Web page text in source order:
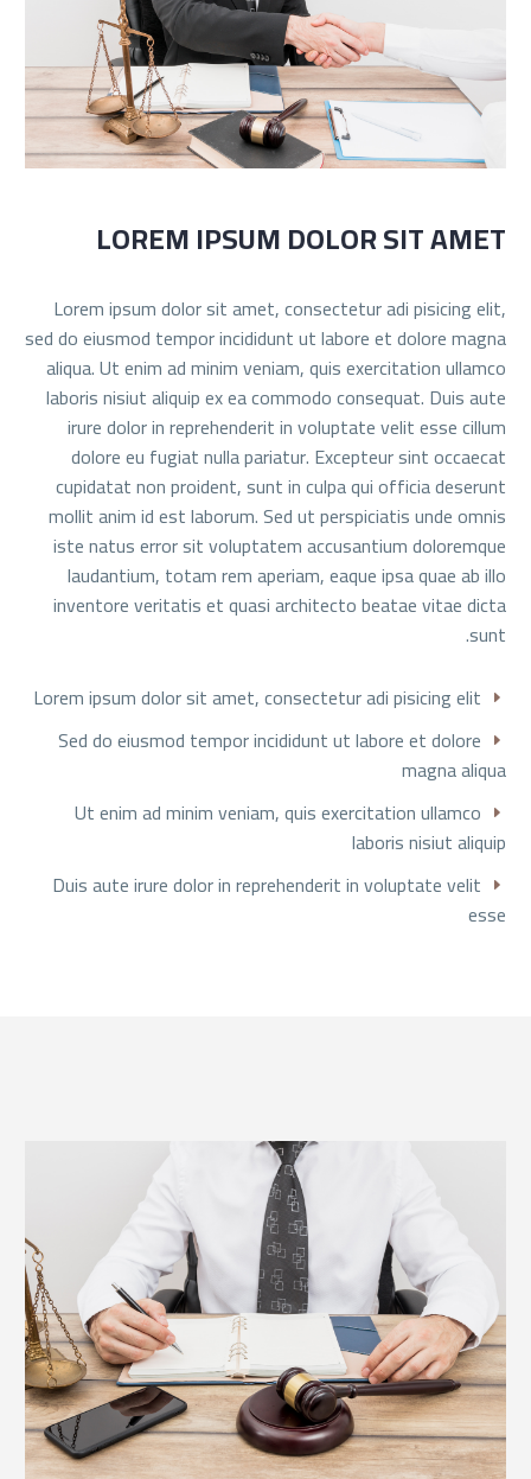
LOREM IPSUM DOLOR SIT AMET
Lorem ipsum dolor sit amet, consectetur adi pisicing elit,
sed do eiusmod tempor incididunt ut labore et dolore magna
aliqua. Ut enim ad minim veniam, quis exercitation ullamco
laboris nisiut aliquip ex ea commodo consequat. Duis aute
irure dolor in reprehenderit in voluptate velit esse cillum
dolore eu fugiat nulla pariatur. Excepteur sint occaecat
cupidatat non proident, sunt in culpa qui officia deserunt
mollit anim id est laborum. Sed ut perspiciatis unde omnis
iste natus error sit voluptatem accusantium doloremque
laudantium, totam rem aperiam, eaque ipsa quae ab illo
inventore veritatis et quasi architecto beatae vitae dicta
sunt.
Lorem ipsum dolor sit amet, consectetur adi pisicing elit
Sed do eiusmod tempor incididunt ut labore et dolore
magna aliqua
Ut enim ad minim veniam, quis exercitation ullamco
laboris nisiut aliquip
Duis aute irure dolor in reprehenderit in voluptate velit
esse